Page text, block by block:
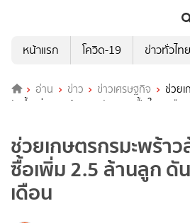
หน้าแรก
โควิด-19 ข่าวทั่วไทย
อ่าน ข่าว ข่าวเศรษฐกิจ
ช่วย
รับซื้อเพิ่ม 2.5 ล้านลูก ดันราคาฟื้นใน 2 เดือน
ช่วยเกษตรกรมะพร้า
ซื้อเพิ่ม 2.5 ล้านลูก ดั
เดือน